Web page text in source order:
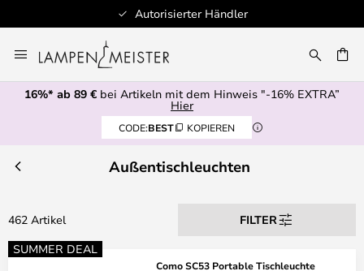
Autorisierter Händler
Inhalt
springen
16%* ab 89 € bei Artikeln mit dem Hinweis "-16% EXTRA”
Hier
CODE:BEST KOPIEREN
Außentischleuchten
462 Artikel
FILTER
SUMMER DEAL
Como SC53 Portable Tischleuchte